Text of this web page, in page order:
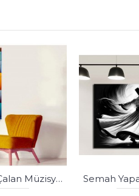
Taş Görünümlü Şapkalı Kadın Dekoratif Kanvas Tablo dkmr412